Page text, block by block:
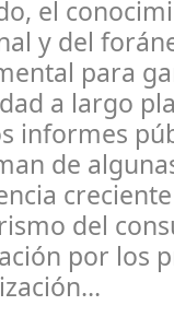
el
y del
para
a largo
informes
de
del
por los